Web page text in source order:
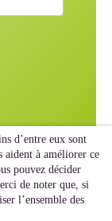
d’entre eux sont
aident à améliorer ce
pouvez décider
de noter que, si
l’ensemble des